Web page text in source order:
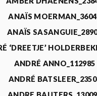
ANAÏS
ANAÏS
‘DREETJE’
ANDRÉ ANNO_112985
ANDRÉ